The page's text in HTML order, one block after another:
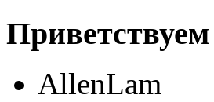
Приветствуем
AllenLam